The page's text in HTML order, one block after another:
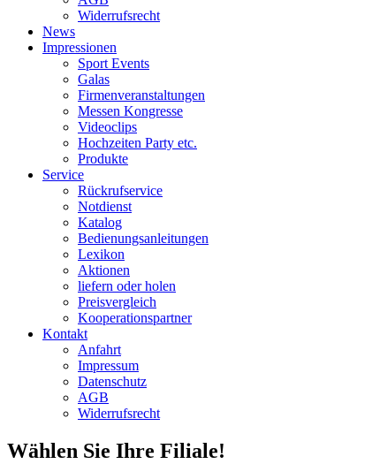
Widerrufsrecht
News
Impressionen
Sport Events
Galas
Firmenveranstaltungen
Messen Kongresse
Videoclips
Hochzeiten Party etc.
Produkte
Service
Rückrufservice
Notdienst
Katalog
Bedienungsanleitungen
Lexikon
Aktionen
liefern oder holen
Preisvergleich
Kooperationspartner
Kontakt
Anfahrt
Impressum
Datenschutz
AGB
Widerrufsrecht
Wählen Sie Ihre Filiale!